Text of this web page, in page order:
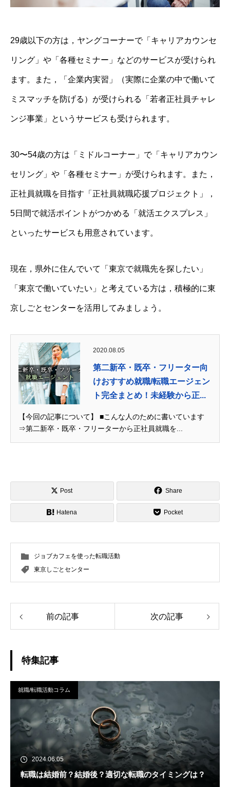
29歳以下の方は，ヤングコーナーで「キャリアカウンセ
リング」や「各種セミナー」などのサービスが受けられ
ます。また，「企業内実習」（実際に企業の中で働いて
ミスマッチを防げる）が受けられる「若者正社員チャレ
ンジ事業」というサービスも受けられます。
30〜54歳の方は「ミドルコーナー」で「キャリアカウン
セリング」や「各種セミナー」が受けられます。また，
正社員就職を目指す「正社員就職応援プロジェクト」，
5日間で就活ポイントがつかめる「就活エクスプレス」
といったサービスも用意されています。
現在，県外に住んでいて「東京で就職先を探したい」
「東京で働いていたい」と考えている方は，積極的に東
京しごとセンターを活用してみましょう。
2020.08.05
第二新卒・既卒・フリーター向
けおすすめ就職/転職エージェン
ト完全まとめ！未経験から正...
【今回の記事について】 ■こんな人のために書いています
⇒第二新卒・既卒・フリーターから正社員就職を...
Post Share
Hatena Pocket
ジョブカフェを使った転職活動
東京しごとセンター
前の記事 次の記事
特集記事
就職/転職活動コラム
2024.06.05
転職は結婚前？結婚後？適切な転職のタイミングは？